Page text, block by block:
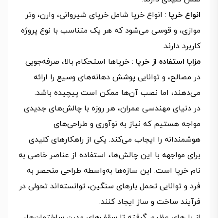
انواع خرپا : انواع خرپا شامل خرپای شیروانی، وارن، وتر
موازی، و قوسی می‌شود که هر یک متناسب با نوع پروژه
کاربرد دارند.
مزایا استفاده از خرپا : خرپاها استحکام بالا، صرفه‌جویی
در مصالح، و توانایی پوشش دهانه‌های وسیع را ارائه
می‌دهند، اما نصب آن‌ها ممکن است پیچیده باشد.
در دنیای مهندسی عمران، هر روزه با چالش‌های جدیدی
مواجه هستیم که نیاز به نوآوری و طراحی‌های
هوشمندانه را ایجاب می‌کند. یکی از راهکارهای کلیدی
برای مواجهه با این چالش‌ها، استفاده از عناصر خاصی به
نام خرپا است. این سازه‌ها به‌واسطه طراحی منحصر به
فرد و توانایی تحمل بارهای سنگین، توانسته‌اند تحولی در
فرآیند ساخت و ساز ایجاد کنند.